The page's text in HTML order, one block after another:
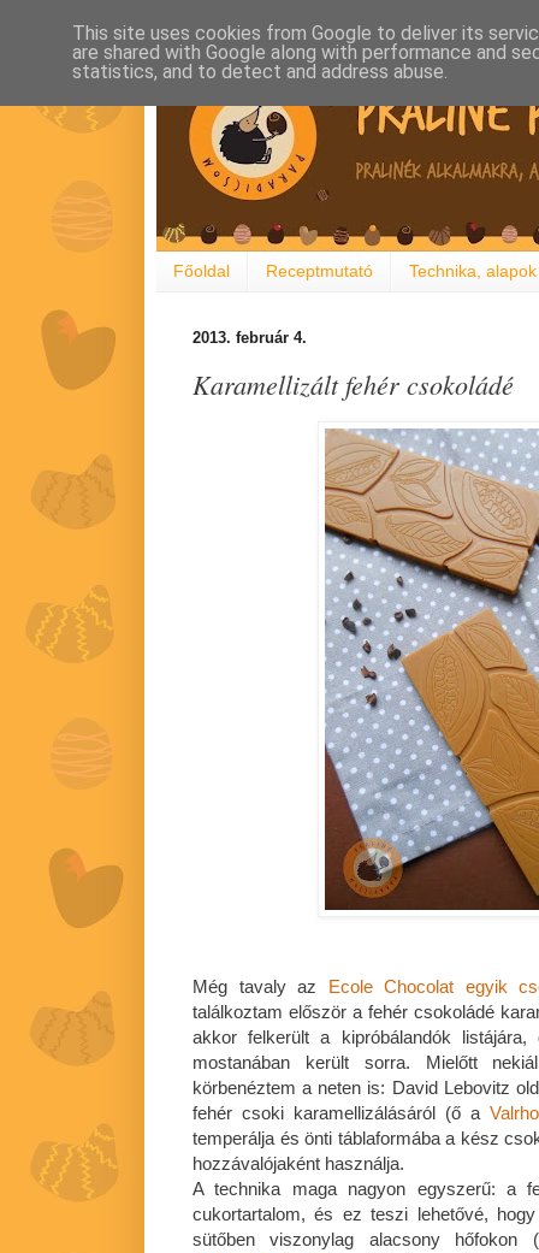
Főoldal Receptmutató Technika, alapok
2013. február 4.
Karamellizált fehér csokoládé
Még tavaly az
Ecole Chocolat egyik
találkoztam először a fehér csokoládé
akkor felkerült a kipróbálandók
mostanában került sorra. Mielőtt
körbenéztem a neten is: David Lebovitz
fehér csoki karamellizálásáról (ő a
temperálja és önti táblaformába a kész
hozzávalójaként használja.
A technika maga nagyon egyszerű: a
cukortartalom, és ez teszi lehetővé,
sütőben viszonylag alacsony hőfokon
This site uses cookies from Google to deliver its
are shared with Google along with performance and
statistics, and to detect and address abuse.